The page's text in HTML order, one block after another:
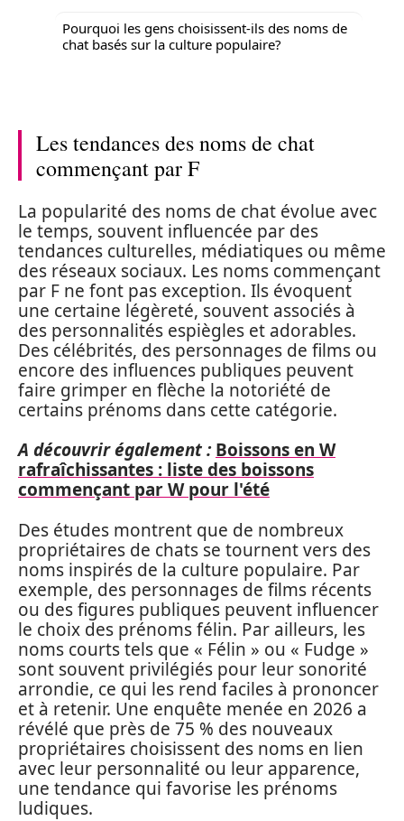
Pourquoi les gens choisissent-ils des noms de
chat basés sur la culture populaire?
Les tendances des noms de chat
commençant par F
La popularité des noms de chat évolue avec
le temps, souvent influencée par des
tendances culturelles, médiatiques ou même
des réseaux sociaux. Les noms commençant
par F ne font pas exception. Ils évoquent
une certaine légèreté, souvent associés à
des personnalités espiègles et adorables.
Des célébrités, des personnages de films ou
encore des influences publiques peuvent
faire grimper en flèche la notoriété de
certains prénoms dans cette catégorie.
A découvrir également : Boissons en W
rafraîchissantes : liste des boissons
commençant par W pour l'été
Des études montrent que de nombreux
propriétaires de chats se tournent vers des
noms inspirés de la culture populaire. Par
exemple, des personnages de films récents
ou des figures publiques peuvent influencer
le choix des prénoms félin. Par ailleurs, les
noms courts tels que « Félin » ou « Fudge »
sont souvent privilégiés pour leur sonorité
arrondie, ce qui les rend faciles à prononcer
et à retenir. Une enquête menée en 2026 a
révélé que près de 75 % des nouveaux
propriétaires choisissent des noms en lien
avec leur personnalité ou leur apparence,
une tendance qui favorise les prénoms
ludiques.